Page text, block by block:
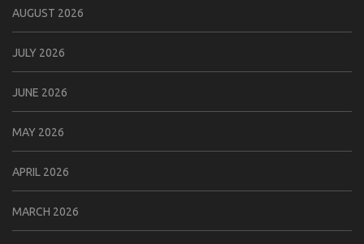
AUGUST 2026
JULY 2026
JUNE 2026
MAY 2026
APRIL 2026
MARCH 2026